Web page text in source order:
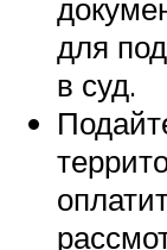
для
в суд.